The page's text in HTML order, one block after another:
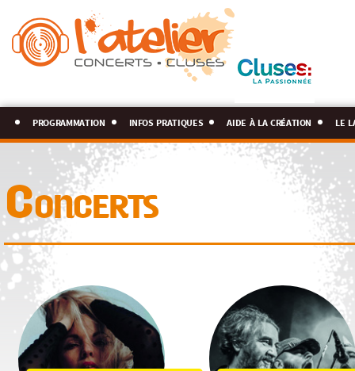
programmation infos pratiques aide à la création le
Concerts